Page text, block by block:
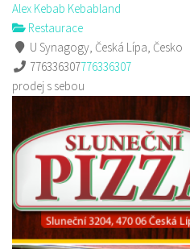
Alex Kebab Kebabland
Restaurace
U Synagogy, Česká Lípa, Česko
776336307776336307
prodej s sebou